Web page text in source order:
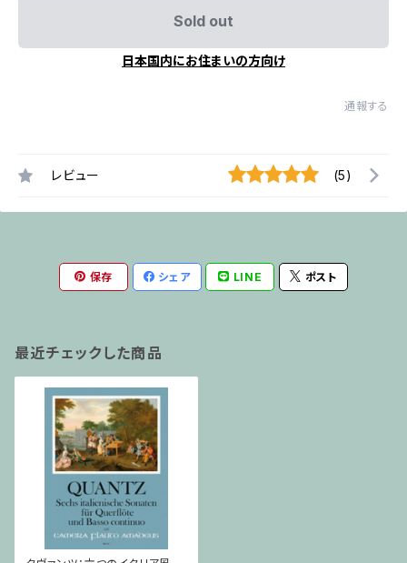
Sold out
日本国内にお住まいの方向け
通報する
レビュー (5)
保存 シェア LINE ポスト
最近チェックした商品